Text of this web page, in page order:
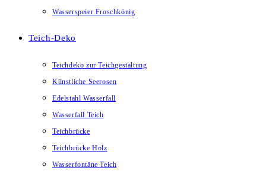
Wasserspeier Froschkönig
Teich-Deko
Teichdeko zur Teichgestaltung
Künstliche Seerosen
Edelstahl Wasserfall
Wasserfall Teich
Teichbrücke
Teichbrücke Holz
Wasserfontäne Teich